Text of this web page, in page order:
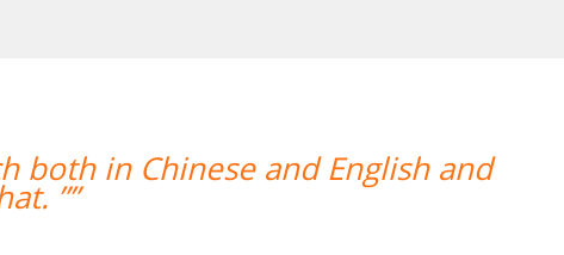
“”Nossa professora, Catherine,
trabalho, e nos mantém